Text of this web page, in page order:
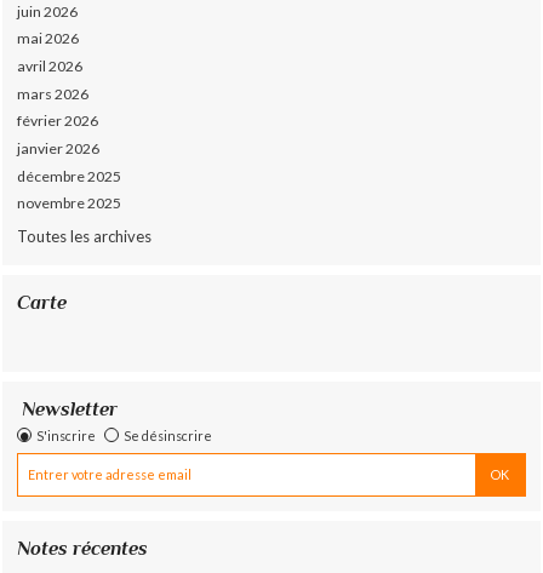
juin 2026
mai 2026
avril 2026
mars 2026
février 2026
janvier 2026
décembre 2025
novembre 2025
Toutes les archives
Carte
Newsletter
S'inscrire Se désinscrire
Notes récentes